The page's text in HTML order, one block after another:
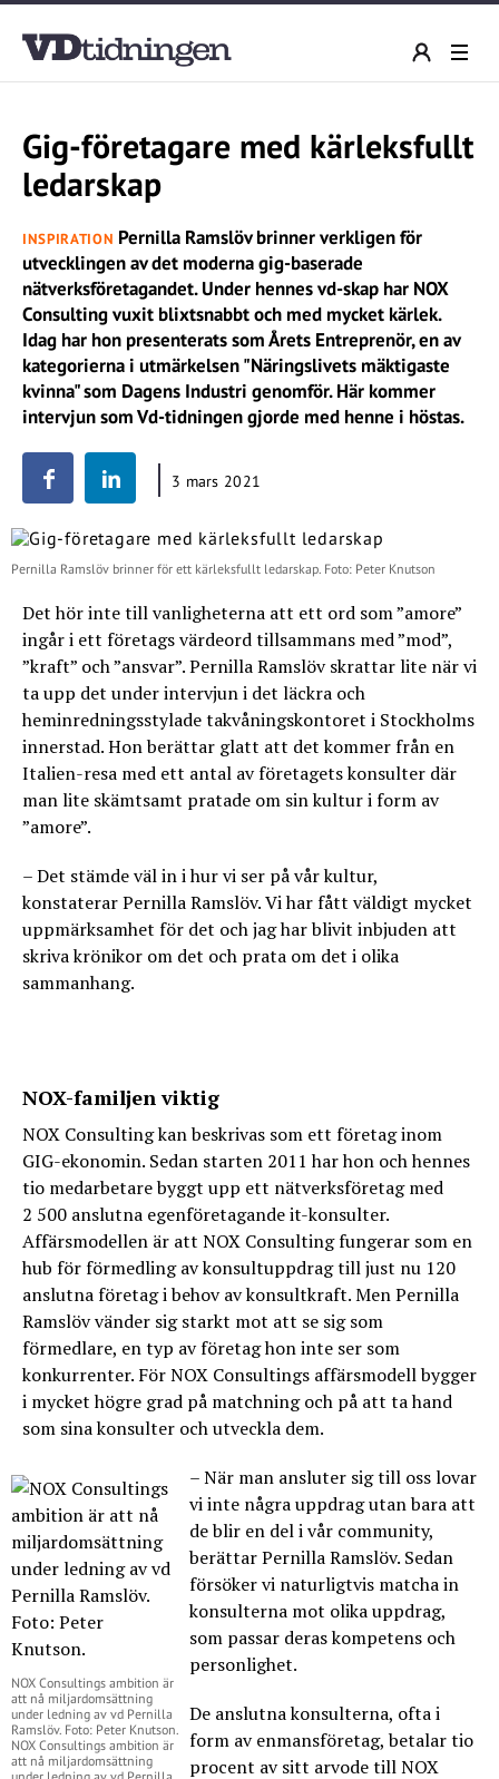
Gig-företagare med kärleksfullt
ledarskap
INSPIRATION Pernilla Ramslöv brinner verkligen för
utvecklingen av det moderna gig-baserade
nätverksföretagandet. Under hennes vd-skap har NOX
Consulting vuxit blixtsnabbt och med mycket kärlek.
Idag har hon presenterats som Årets Entreprenör, en av
kategorierna i utmärkelsen "Näringslivets mäktigaste
kvinna" som Dagens Industri genomför. Här kommer
intervjun som Vd-tidningen gjorde med henne i höstas.
3 mars 2021
Pernilla Ramslöv brinner för ett kärleksfullt ledarskap. Foto: Peter Knutson
Det hör inte till vanligheterna att ett ord som ”amore”
ingår i ett företags värdeord tillsammans med ”mod”,
”kraft” och ”ansvar”. Pernilla Ramslöv skrattar lite när vi
ta upp det under intervjun i det läckra och
heminredningsstylade takvåningskontoret i Stockholms
innerstad. Hon berättar glatt att det kommer från en
Italien-resa med ett antal av företagets konsulter där
man lite skämtsamt pratade om sin kultur i form av
”amore”.
– Det stämde väl in i hur vi ser på vår kultur,
konstaterar Pernilla Ramslöv. Vi har fått väldigt mycket
uppmärksamhet för det och jag har blivit inbjuden att
skriva krönikor om det och prata om det i olika
sammanhang.
NOX-familjen viktig
NOX Consulting kan beskrivas som ett företag inom
GIG-ekonomin. Sedan starten 2011 har hon och hennes
tio medarbetare byggt upp ett nätverksföretag med
2 500 anslutna egenföretagande it-konsulter.
Affärsmodellen är att NOX Consulting fungerar som en
hub för förmedling av konsultuppdrag till just nu 120
anslutna företag i behov av konsultkraft. Men Pernilla
Ramslöv vänder sig starkt mot att se sig som
förmedlare, en typ av företag hon inte ser som
konkurrenter. För NOX Consultings affärsmodell bygger
i mycket högre grad på matchning och på att ta hand
som sina konsulter och utveckla dem.
NOX Consultings ambition är
att nå miljardomsättning
under ledning av vd Pernilla
Ramslöv. Foto: Peter Knutson.
NOX Consultings ambition är
att nå miljardomsättning
– När man ansluter sig till oss lovar
vi inte några uppdrag utan bara att
de blir en del i vår community,
berättar Pernilla Ramslöv. Sedan
försöker vi naturligtvis matcha in
konsulterna mot olika uppdrag,
som passar deras kompetens och
personlighet.
De anslutna konsulterna, ofta i
form av enmansföretag, betalar tio
procent av sitt arvode till NOX